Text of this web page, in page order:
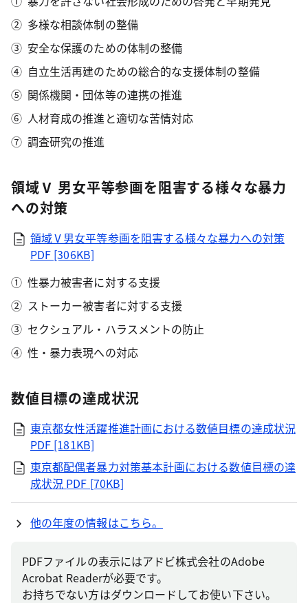
多様な相談体制の整備
安全な保護のための体制の整備
自立生活再建のための総合的な支援体制の整備
関係機関・団体等の連携の推進
人材育成の推進と適切な苦情対応
調査研究の推進
領域Ⅴ 男女平等参画を阻害する様々な暴力
への対策
領域Ⅴ男女平等参画を阻害する様々な暴力への対策
PDF [306KB]
性暴力被害者に対する支援
ストーカー被害者に対する支援
セクシュアル・ハラスメントの防止
性・暴力表現への対応
数値目標の達成状況
東京都女性活躍推進計画における数値目標の達成状況
PDF [181KB]
東京都配偶者暴力対策基本計画における数値目標の達
成状況 PDF [70KB]
他の年度の情報はこちら。
PDFファイルの表示にはアドビ株式会社のAdobe
Acrobat Readerが必要です。
お持ちでない方はダウンロードしてお使い下さい。